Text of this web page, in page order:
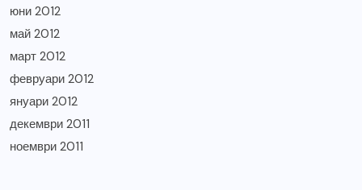
юни 2012
май 2012
март 2012
февруари 2012
януари 2012
декември 2011
ноември 2011